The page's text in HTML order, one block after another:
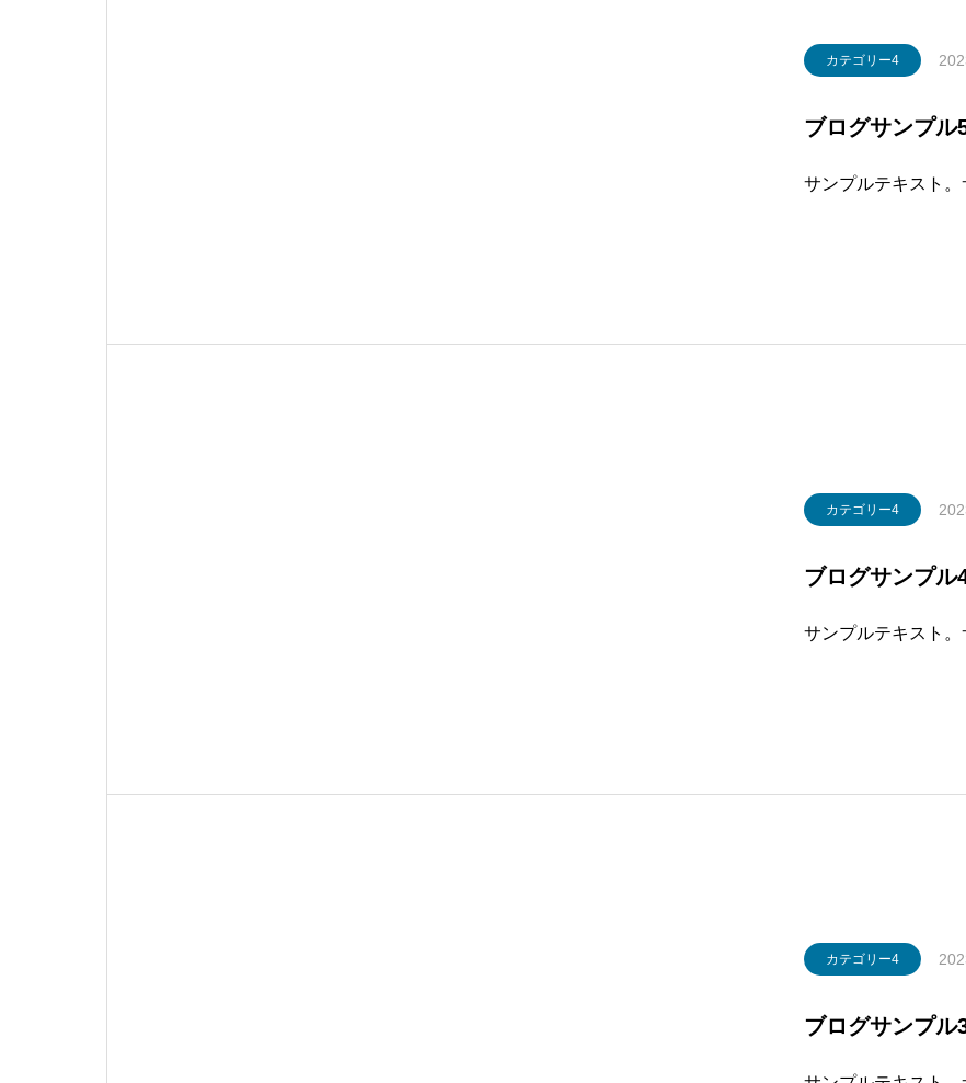
カテゴリー4
ブログサンプル
サンプルテキスト。
カテゴリー4
ブログサンプル
サンプルテキスト。
カテゴリー4
ブログサンプル